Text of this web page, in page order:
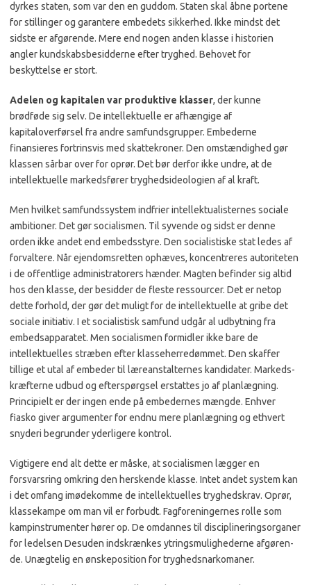
dyrkes staten, som var den en guddom. Staten skal åbne portene
for stillinger og garantere embedets sikkerhed. Ikke mindst det
sidste er afgø­rende. Mere end nogen anden klasse i historien
angler kundskabsbesidderne efter tryg­hed. Behovet for
beskyttelse er stort.
Adelen og kapitalen var produktive klasser, der kunne
brødføde sig selv. De in­tellektuelle er afhængige af
kapitaloverførsel fra andre samfundsgrupper. Embederne
finansieres fortrinsvis med skattekroner. Den omstændig­hed gør
klassen sårbar over for oprør. Det bør derfor ikke un­dre, at de
intellektuelle mar­kedsfører tryghedsideologien af al kraft.
Men hvilket samfundssystem indfrier intellektualisternes sociale
ambitioner. Det gør so­cialismen. Til syvende og sidst er denne
orden ikke andet end embedsstyre. Den socialistiske stat ledes af
forvaltere. Når ejendomsretten ophæves, kon­centreres autoriteten
i de of­fentlige administratorers hæn­der. Magten befinder sig altid
hos den klasse, der besidder de fleste ressourcer. Det er netop
dette forhold, der gør det mu­ligt for de intellektuelle at gri­be det
sociale initiativ. I et so­cialistisk samfund udgår al ud­bytning fra
embedsapparatet. Men socialismen formidler ikke bare de
intellektuelles stræben efter klasseherre­dømmet. Den skaffer
tillige et utal af embeder til læreanstal­ternes kandidater. Markeds­
kræfterne udbud og efter­spørgsel erstattes jo af plan­lægning.
Principielt er der in­gen ende på embedernes mængde. Enhver
fiasko giver argumenter for endnu mere planlægning og ethvert
snyde­ri begrunder yderligere kon­trol.
Vigtigere end alt dette er måske, at socialismen lægger en
forsvarsring omkring den herskende klasse. Intet andet system kan
i det omfang imø­dekomme de intellektuelles tryghedskrav. Oprør,
klasse­kampe om man vil er forbudt. Fagforeningernes rolle som
kampinstrumenter hører op. De omdannes til disciplineringsorganer
for le­delsen Desuden indskrænkes ytringsmulighederne afgøren­
de. Unægtelig en ønskeposition for tryghedsnarkomaner.